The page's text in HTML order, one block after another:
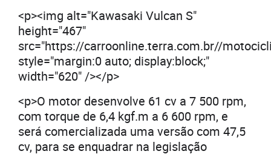
<p><img alt="Kawasaki Vulcan S"
height="467"
src="https://carroonline.terra.com.br//
style="margin:0 auto; display:block;"
width="620" /></p>
<p>O motor desenvolve 61 cv a 7 500 rpm,
com torque de 6,4 kgf.m a 6 600 rpm, e
será comercializada uma versão com 47,5
cv, para se enquadrar na legislação